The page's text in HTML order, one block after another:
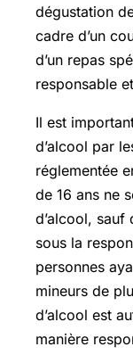
dégustation
cadre d’un
d’un repas
responsable
Il est
d’alcool par
réglementée
de 16 ans ne
d’alcool, sauf
sous la
personnes
mineurs de
d’alcool est
manière